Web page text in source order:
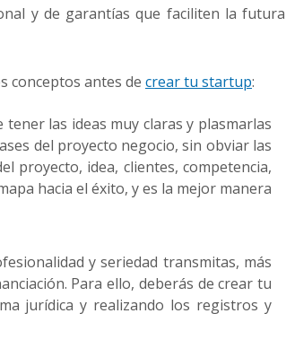
y de garantías que faciliten la futura
conceptos antes de crear tu startup:
tener las ideas muy claras y plasmarlas
del proyecto negocio, sin obviar las
proyecto, idea, clientes, competencia,
hacia el éxito, y es la mejor manera
y seriedad transmitas, más
Para ello, deberás de crear tu
jurídica y realizando los registros y